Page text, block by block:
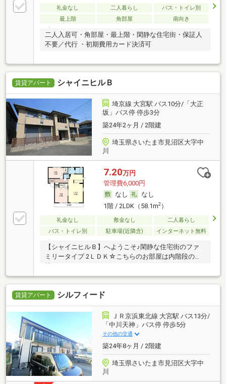
礼金なし 二人暮らし
バス・トイレ別
最上階
角部屋 南向き
二人入居可・角部屋・最上階・閑静な住宅街・保証人
不要／代行 ・初期費用カード決済可
賃貸アパート シャイニヒルＢ
埼京線 大宮駅 バス10分/「大正
坂」バス停 停歩3分
築24年2ヶ月 / 2階建
埼玉県さいたま市見沼区大字中
川
7.20万円
管理費6,000円
なし
なし
1階 / 2LDK（58.1m2）
礼金なし 敷金なし
二人暮らし
バス・トイレ別
駐車場(近隣含) インターネット無料
【シャイニヒルＢ】へようこそ♪閑静な住宅街のファ
ミリータイプ 2ＬＤＫ☆こちらのお部屋は内階段の
賃貸アパート シルフィード
ＪＲ京浜東北線 大宮駅 バス13分/
「中川天神」バス停 停歩5分
その他の交通
築24年8ヶ月 / 2階建
埼玉県さいたま市見沼区大字中
川